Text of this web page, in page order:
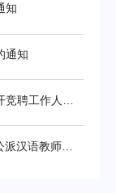
知
通知